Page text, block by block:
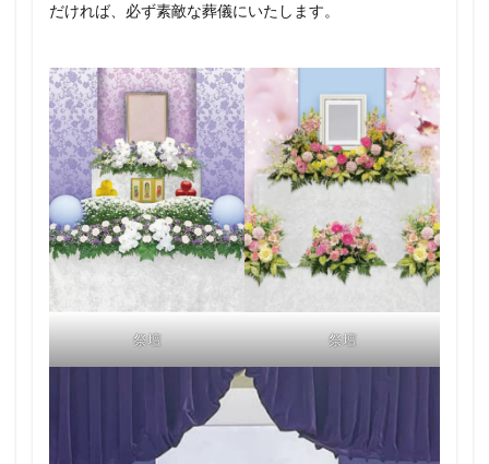
だければ、必ず素敵な葬儀にいたします。
祭壇 祭壇